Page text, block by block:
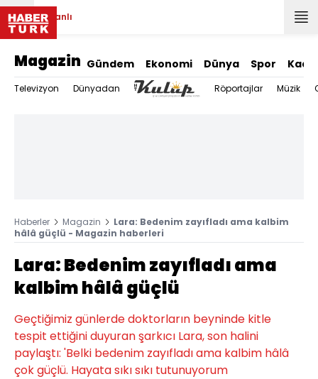
Canlı
Magazin Gündem Ekonomi Dünya Spor
Televizyon Dünyadan Röportajlar Müzik
Haberler Magazin
Lara: Bedenim zayıfladı ama kalbim
hâlâ güçlü - Magazin haberleri
Lara: Bedenim zayıfladı ama
kalbim hâlâ güçlü
Geçtiğimiz günlerde doktorların beyninde kitle
tespit ettiğini duyuran şarkıcı Lara, son halini
paylaştı: 'Belki bedenim zayıfladı ama kalbim hâlâ
çok güçlü. Hayata sıkı sıkı tutunuyorum